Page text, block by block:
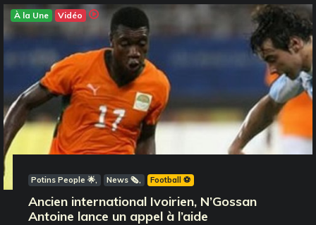
À la Une Vidéo
Potins People 🌟 News 🗞️ Football ⚽️
Ancien international Ivoirien, N’Gossan
Antoine lance un appel à l’aide